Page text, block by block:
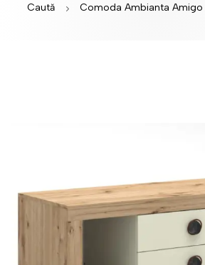
Caută
Comoda Ambianta Amigo